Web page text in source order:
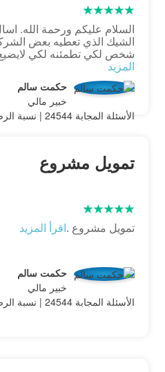
السلام عليكم ورحمة الله.
الشيك الذي تعطيه بعض
شخص لكي تطمئنه لكي
المزيد
حكمت سالم
خبير مالي
الأسئلة المجابة 24544 | نسبة الرضا 97.7%
تمويل مشروع
تمويل مشروع .اقرأ المزيد
حكمت سالم
خبير مالي
الأسئلة المجابة 24544 | نسبة الرضا 97.7%